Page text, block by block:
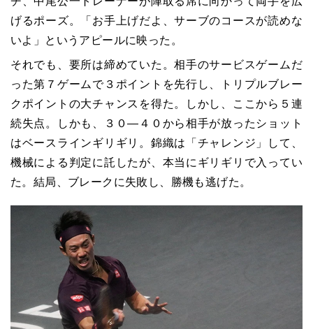
げるポーズ。「お手上げだよ、サーブのコースが読めな
いよ」というアピールに映った。
それでも、要所は締めていた。相手のサービスゲームだ
った第７ゲームで３ポイントを先行し、トリプルブレー
クポイントの大チャンスを得た。しかし、ここから５連
続失点。しかも、３０―４０から相手が放ったショット
はベースラインギリギリ。錦織は「チャレンジ」して、
機械による判定に託したが、本当にギリギリで入ってい
た。結局、ブレークに失敗し、勝機も逃げた。